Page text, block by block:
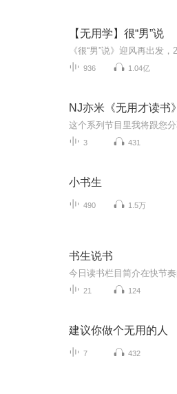
【无用学】很“男”说
936 1.04亿
NJ亦米《无用才读书》
3 431
小书生
490 1.5万
书生说书
21 124
建议你做个无用的人
7 432